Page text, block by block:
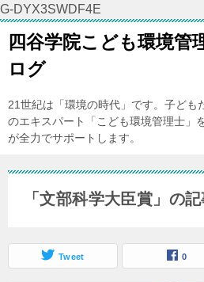
G-DYX3SWDF4E
四谷学院こども環境管
ログ
21世紀は「環境の時代」です。子ども
のエキスパート「こども環境管理士」
が全力でサポートします。
「文部科学大臣賞」の
Tweet 0